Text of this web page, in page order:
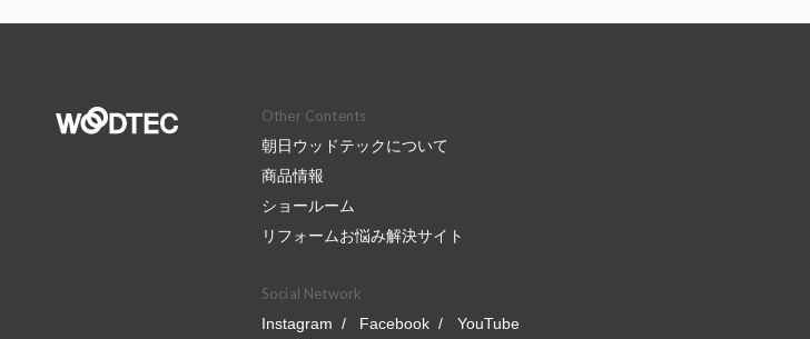
Other Contents
朝日ウッドテックについて
商品情報
ショールーム
リフォームお悩み解決サイト
Social Network
Instagram
Facebook YouTube